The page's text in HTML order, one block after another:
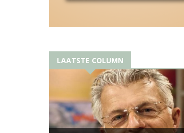
LAATSTE COLUMN